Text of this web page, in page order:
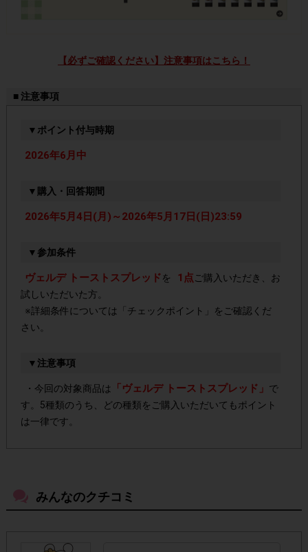
【必ずご確認ください】注意事項はこちら！
■ 注意事項
▼ポイント付与時期
2026年6月中
▼購入・回答期間
2026年5月4日(月)～2026年5月17日(日)23:59
▼参加条件
ヴェルデ トーストスプレッド を 1点ご購入いただき、お
試しいただいた方。
※詳細条件については「チェックポイント」をご確認くだ
さい。
▼注意事項
・今回の対象商品は 「ヴェルデ トーストスプレッド」 で
す。5種類のうち、どの種類をご購入いただいてもポイント
は一律です。
・店舗によって取扱いのない場合があります。予めご了承
みんなのクチコミ